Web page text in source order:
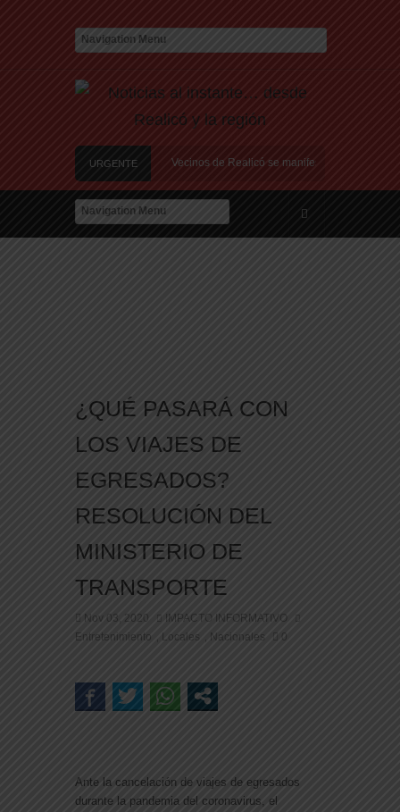
URGENTE
en el Relleno Sanitario Vecinos de Realicó se manifestaron en la plaza
Montevideo: «¿Nos dieron a Messi?»
¿QUÉ PASARÁ CON
LOS VIAJES DE
EGRESADOS?
RESOLUCIÓN DEL
MINISTERIO DE
TRANSPORTE
Nov 03, 2020
IMPACTO INFORMATIVO
Entretenimiento
Locales Nacionales 0
Ante la cancelación de viajes de egresados
durante la pandemia del coronavirus, el